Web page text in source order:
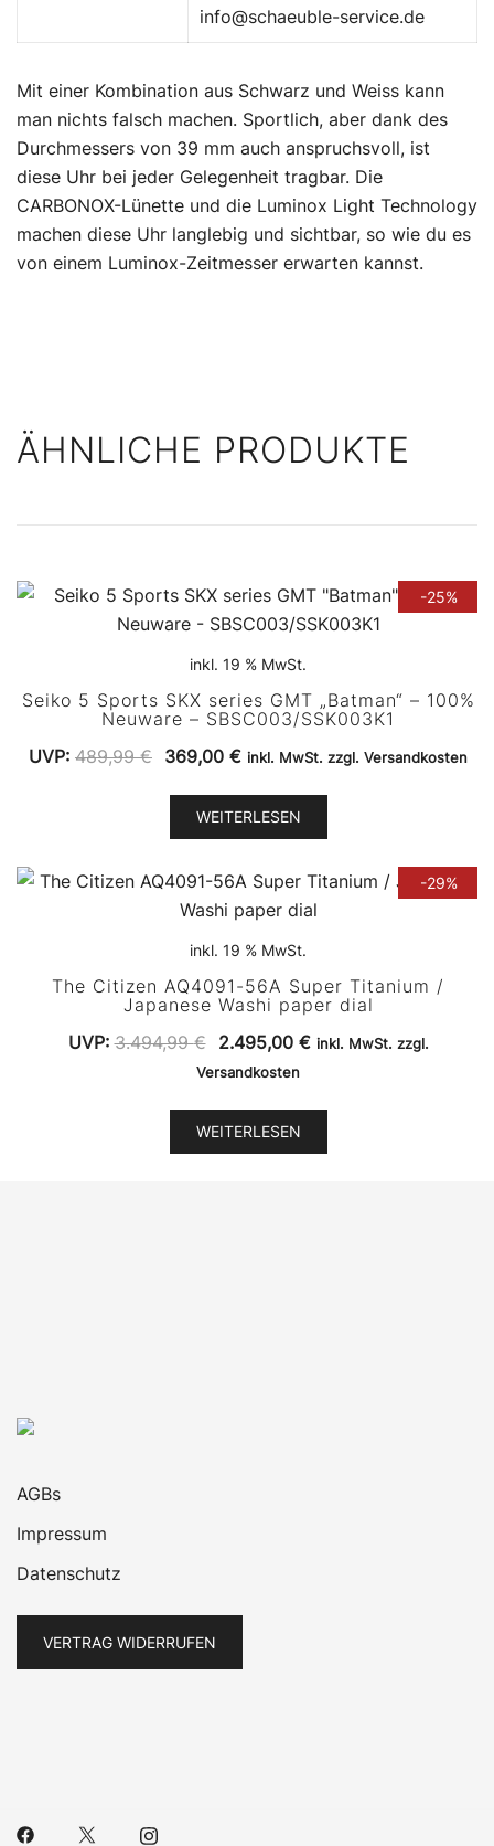
info@schaeuble-service.de
Mit einer Kombination aus Schwarz und Weiss kann
man nichts falsch machen. Sportlich, aber dank des
Durchmessers von 39 mm auch anspruchsvoll, ist
diese Uhr bei jeder Gelegenheit tragbar. Die
CARBONOX-Lünette und die Luminox Light Technology
machen diese Uhr langlebig und sichtbar, so wie du es
von einem Luminox-Zeitmesser erwarten kannst.
ÄHNLICHE PRODUKTE
-25%
inkl. 19 % MwSt.
Seiko 5 Sports SKX series GMT „Batman“ – 100%
Neuware – SBSC003/SSK003K1
UVP: 489,99€ Ursprünglicher
war:
489,99 €
369,00 €Aktueller
ist:
369,00 €.
inkl. MwSt. zzgl. Versandkosten
WEITERLESEN
-29%
inkl. 19 % MwSt.
The Citizen AQ4091-56A Super Titanium /
Japanese Washi paper dial
UVP: 3.494,99€
Ursprünglicher
Preis
3.494,99 €
2.495,00 €Aktueller
inkl. MwSt. zzgl.
Versandkosten
WEITERLESEN
AGBs
Impressum
Datenschutz
VERTRAG WIDERRUFEN